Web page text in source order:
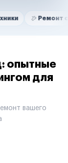
Ремонт
опытные
для
вашего